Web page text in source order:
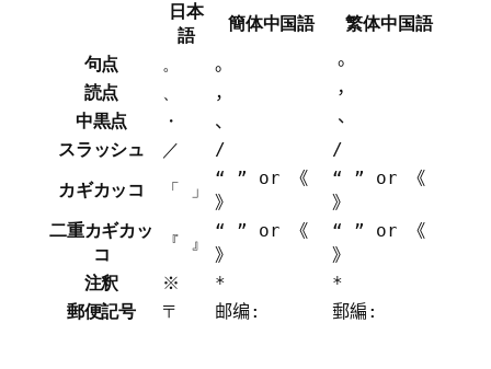
日本
語
簡体中国語
繁体中国語
句点
。 。
。
読点
、 ，
，
中黒点
・ 、
、
スラッシュ
／ /
/
カギカッコ
「 」
“ ” or 《
》
“ ” or 《
》
二重カギカッ
コ
『 』
“ ” or 《
》
“ ” or 《
》
注釈
※ *
*
郵便記号
〒 邮编: 郵編: